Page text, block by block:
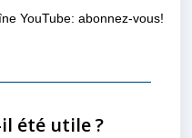
YouTube: abonnez-vous!
été utile ?